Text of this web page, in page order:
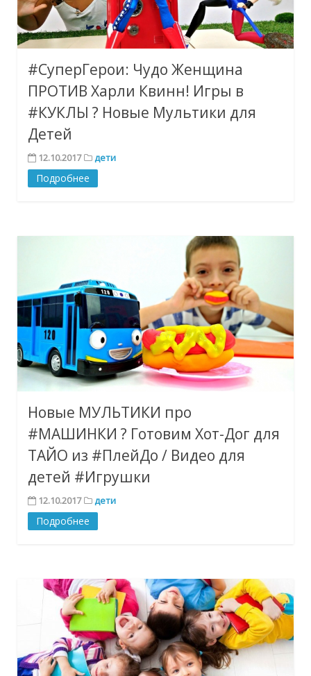
#СуперГерои: Чудо Женщина
ПРОТИВ Харли Квинн! Игры в
#КУКЛЫ ? Новые Мультики для
Детей
12.10.2017 дети
Подробнее
Новые МУЛЬТИКИ про
#МАШИНКИ ? Готовим Хот-Дог для
ТАЙО из #ПлейДо / Видео для
детей #Игрушки
12.10.2017 дети
Подробнее